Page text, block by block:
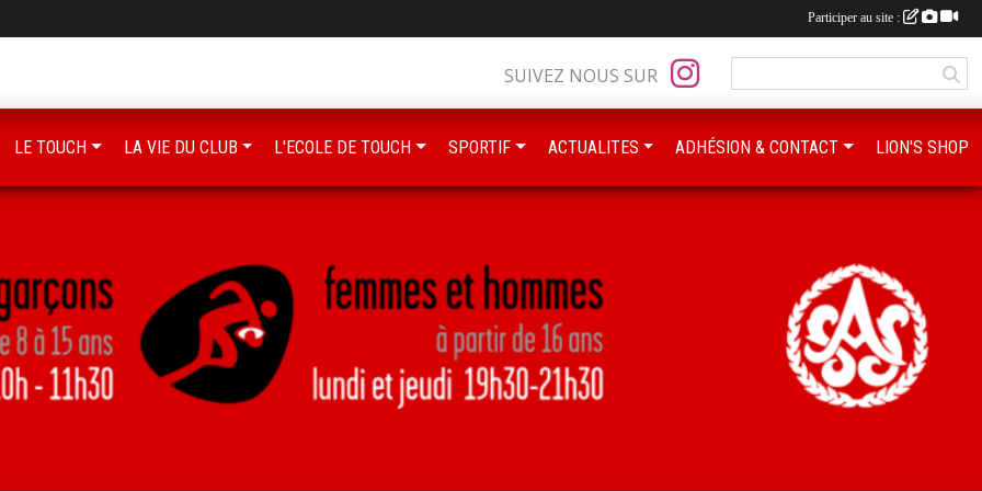
SUIVEZ NOUS SUR
LE TOUCH LA VIE DU CLUB L'ECOLE DE TOUCH SPORTIF ACTUALITES ADHÉSION & CONTACT LION'S SHOP
Participer au site :